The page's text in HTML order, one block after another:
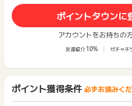
ポイントタウンに
アカウントをお持ちの
友達紹介 10% ガチャチ
ポイント獲得条件 必ずお読みく